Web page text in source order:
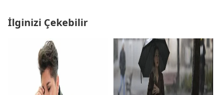
İlginizi Çekebilir